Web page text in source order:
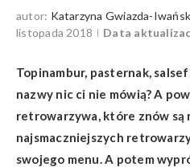
autor: Katarzyna Gwiazda-
listopada 2018
Data
Topinambur, pasternak,
nazwy nic ci nie mówią? A
retrowarzywa, które znów są
najsmaczniejszych
swojego menu. A potem